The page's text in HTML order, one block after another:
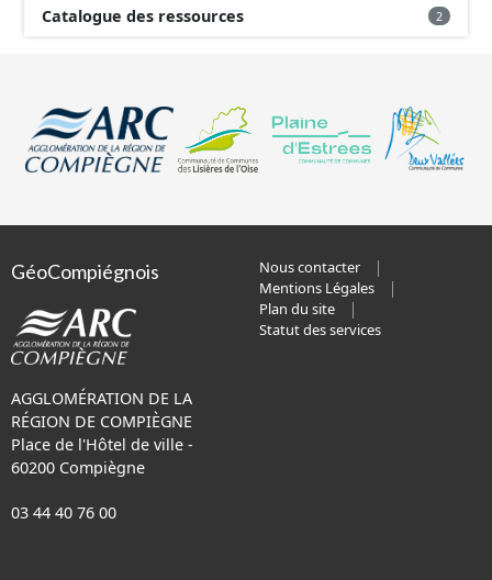
Catalogue des ressources 2
GéoCompiégnois
AGGLOMÉRATION DE LA
RÉGION DE COMPIÈGNE
Place de l'Hôtel de ville -
60200 Compiègne
03 44 40 76 00
Nous contacter
Mentions Légales
Plan du site
Statut des services